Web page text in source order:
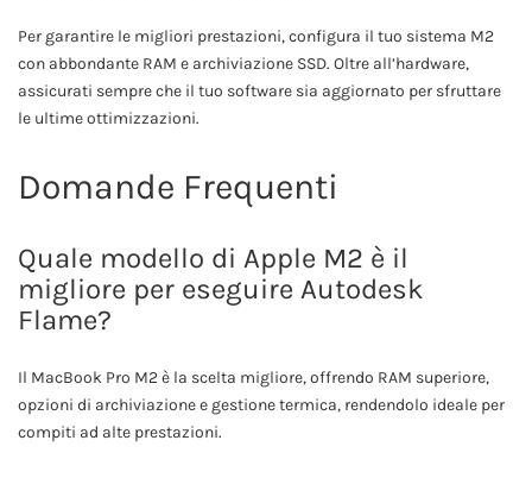
Per garantire le migliori prestazioni, configura il tuo sistema M2
con abbondante RAM e archiviazione SSD. Oltre all’hardware,
assicurati sempre che il tuo software sia aggiornato per sfruttare
le ultime ottimizzazioni.
Domande Frequenti
Quale modello di Apple M2 è il
migliore per eseguire Autodesk
Flame?
Il MacBook Pro M2 è la scelta migliore, offrendo RAM superiore,
opzioni di archiviazione e gestione termica, rendendolo ideale per
compiti ad alte prestazioni.